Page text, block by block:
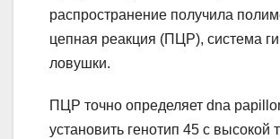
распространение получила
цепная реакция (ПЦР), система
ловушки.
ПЦР точно определяет dna
установить генотип 45 с высокой